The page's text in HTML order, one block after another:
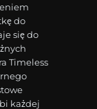
do
się do
Timeless
każdej